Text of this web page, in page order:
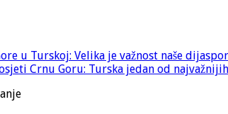
u Turskoj: Velika je važnost naše
Crnu Goru: Turska jedan od